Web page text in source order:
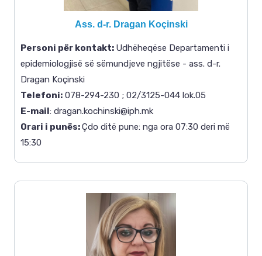
Ass. d-r. Dragan Koçinski
Personi për kontakt: Udhëheqëse Departamenti i
epidemiologjisë së sëmundjeve ngjitëse - ass. d-r.
Dragan Koçinski
Telefoni: 078-294-230 ; 02/3125-044 lok.05
E-mail: dragan.kochinski@iph.mk
Orari i punës:Çdo ditë pune: nga ora 07:30 deri më
15:30